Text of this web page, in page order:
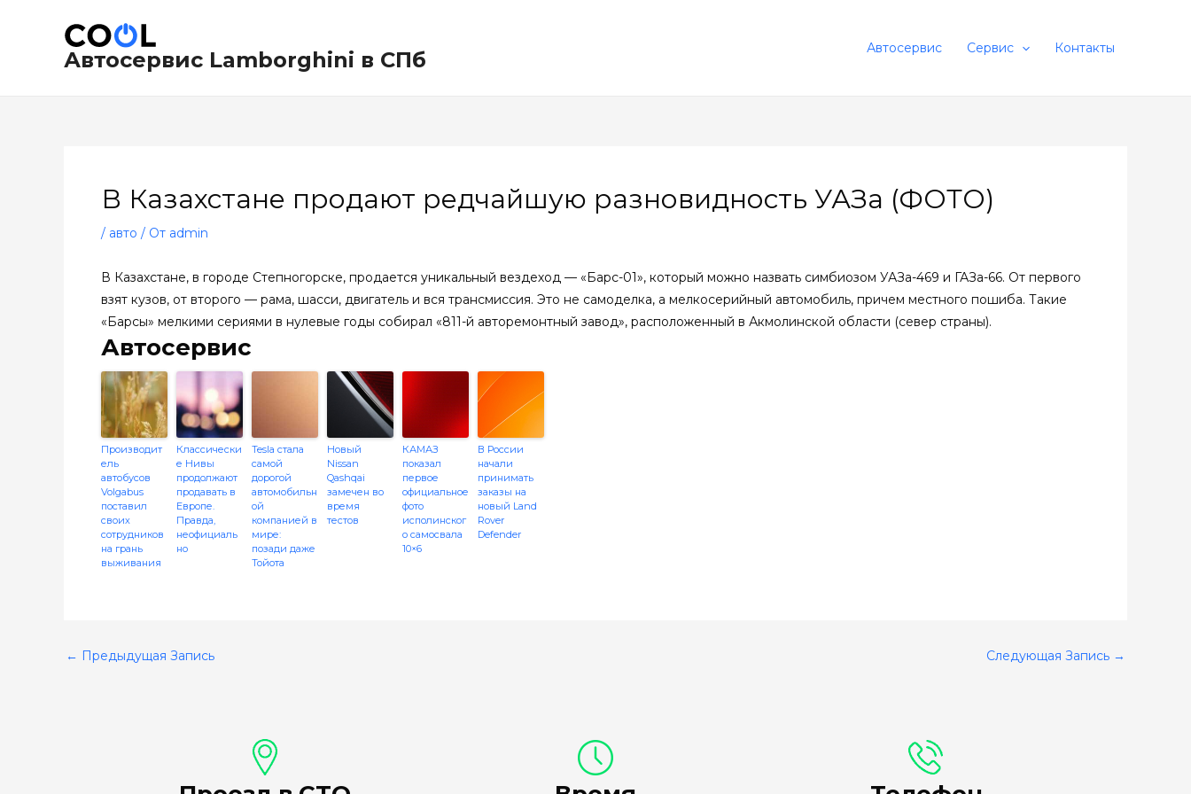
содержимомуАвтосервис Lamborghini в СПб Автосервис Сервис Контакты
В Казахстане продают редчайшую разновидность УАЗа (ФОТО)
/ авто / От admin
В Казахстане, в городе Степногорске, продается уникальный вездеход — «Барс-01», который можно назвать симбиозом УАЗа-469 и ГАЗа-66. От первого
взят кузов, от второго — рама, шасси, двигатель и вся трансмиссия. Это не самоделка, а мелкосерийный автомобиль, причем местного пошиба. Такие
«Барсы» мелкими сериями в нулевые годы собирал «811-й авторемонтный завод», расположенный в Акмолинской области (север страны).
Автосервис
Производит
ель
автобусов
Volgabus
поставил
своих
сотрудников
на грань
выживания
Классически
е Нивы
продолжают
продавать в
Европе.
Правда,
неофициаль
но
Tesla стала
самой
дорогой
автомобильн
ой
компанией в
мире:
позади даже
Тойота
Новый
Nissan
Qashqai
замечен во
время
тестов
КАМАЗ
показал
первое
официальное
фото
исполинског
о самосвала
10×6
В России
начали
принимать
заказы на
новый Land
Rover
Defender
по
записям
← Предыдущая Запись Следующая Запись →